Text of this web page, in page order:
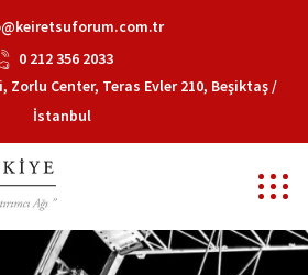
0 212 356 2033
Zorlu Center, Teras Evler 210, Beşiktaş /
İstanbul